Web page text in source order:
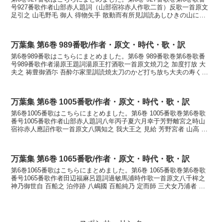
号927番歌作者山部赤人題詞（山部宿祢赤人作歌二首）反歌一首原文
足引之 山毛野毛 御人 得物矢手 散動而有所見訓読あしひきの山にも
万葉集 第6巻 989番歌/作者・原文・時代・歌・訳
第6巻989番歌はこちらにまとめました。第6巻 989番歌巻第6巻歌番
号989番歌作者湯原王題詞湯原王打酒歌一首原文焼刀之 加度打放 大
夫之 祷豊御酒尓 吾酔尓家里訓読焼太刀のかど打ち放ち大夫の寿く豊
万葉集 第6巻 1005番歌/作者・原文・時代・歌・訳
第6巻1005番歌はこちらにまとめました。第6巻 1005番歌巻第6巻歌
番号1005番歌作者山部赤人題詞八年丙子夏六月幸于芳野離宮之時山
宿祢赤人應詔作歌一首原文八隅知之 我大王之 見給 芳野宮者 山高 雲
万葉集 第6巻 1065番歌/作者・原文・時代・歌・訳
第6巻1065番歌はこちらにまとめました。第6巻 1065番歌巻第6巻歌
番号1065番歌作者田辺福麻呂題詞過敏馬浦時作歌一首原文八千桙之
神乃御世自 百船之 泊停跡 八嶋國 百船純乃 定而師 三犬女乃浦者 朝